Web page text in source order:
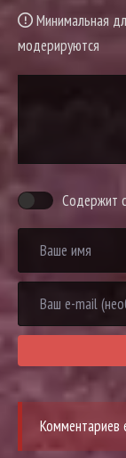
Минимальная
модерируются
Содержит
Комментариев